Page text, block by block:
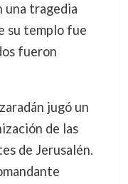
una tragedia
su templo fue
fueron
jugó un
de las
de Jerusalén.